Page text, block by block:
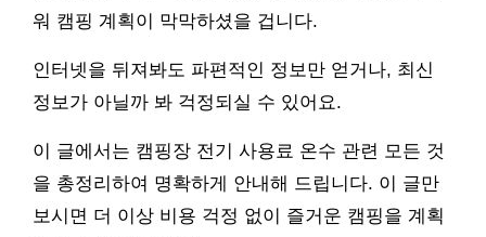
워 캠핑 계획이 막막하셨을 겁니다.
인터넷을 뒤져봐도 파편적인 정보만 얻거나, 최신
정보가 아닐까 봐 걱정되실 수 있어요.
이 글에서는 캠핑장 전기 사용료 온수 관련 모든 것
을 총정리하여 명확하게 안내해 드립니다. 이 글만
보시면 더 이상 비용 걱정 없이 즐거운 캠핑을 계획